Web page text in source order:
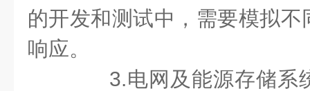
的开发和测试中，需要模拟
响应。
3.电网及能源存储系